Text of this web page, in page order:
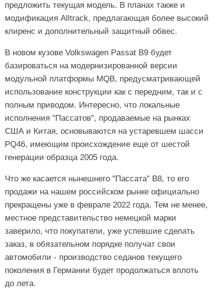
предложить текущая модель. В планах также и
модификация Alltrack, предлагающая более высокий
клиренс и дополнительный защитный обвес.
В новом кузове Volkswagen Passat B9 будет
базироваться на модернизированной версии
модульной платформы MQB, предусматривающей
использование конструкции как с передним, так и с
полным приводом. Интересно, что локальные
исполнения "Пассатов", продаваемые на рынках
США и Китая, основываются на устаревшем шасси
PQ46, имеющим происхождение еще от шестой
генерации образца 2005 года.
Что же касается нынешнего "Пассата" B8, то его
продажи на нашем российском рынке официально
прекращены уже в феврале 2022 года. Тем не менее,
местное представительство немецкой марки
заверило, что покупатели, уже успевшие сделать
заказ, в обязательном порядке получат свои
автомобили - производство седанов текущего
поколения в Германии будет продолжаться вплоть
до лета.